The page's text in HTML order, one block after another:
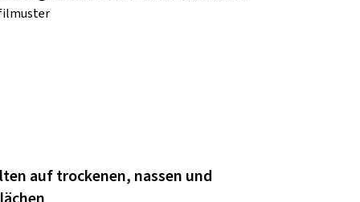
auf trockenen, nassen und